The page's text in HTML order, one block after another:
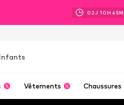
02J 10H 45M
Vêtements Chaussures